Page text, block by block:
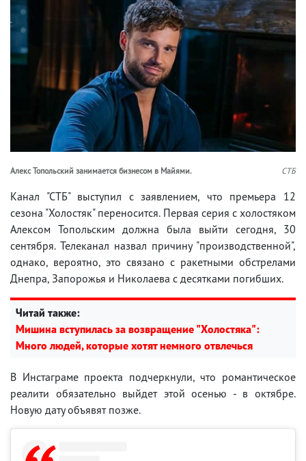
Алекс Топольский занимается бизнесом в Майями. СТБ
Канал "СТБ" выступил с заявлением, что премьера 12
сезона "Холостяк" переносится. Первая серия с холостяком
Алексом Топольским должна была выйти сегодня, 30
сентября. Телеканал назвал причину "производственной",
однако, вероятно, это связано с ракетными обстрелами
Днепра, Запорожья и Николаева с десятками погибших.
Читай также:
Мишина вступилась за возвращение "Холостяка":
Много людей, которые хотят немного отвлечься
В Инстаграме проекта подчеркнули, что романтическое
реалити обязательно выйдет этой осенью - в октябре.
Новую дату объявят позже.